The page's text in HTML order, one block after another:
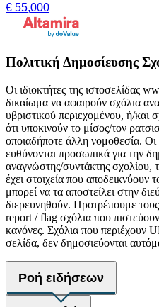
€ 55,000
Πολιτική Δημοσίευσης
Οι ιδιοκτήτες της ιστοσελίδας
δικαίωμα να αφαιρούν σχόλια
υβριστικού περιεχομένου, ή/και
ότι υποκινούν το μίσος/τον
οποιαδήποτε άλλη νομοθεσία.
ευθύνονται προσωπικά για την
αναγνώστης/συντάκτης σχολίου,
έχει στοιχεία που αποδεικνύουν
μπορεί να τα αποστείλει στην
διερευνηθούν. Προτρέπουμε
report / flag σχόλια που
κανόνες. Σχόλια που περιέχουν
σελίδα, δεν δημοσιεύονται
Ροή ειδήσεων